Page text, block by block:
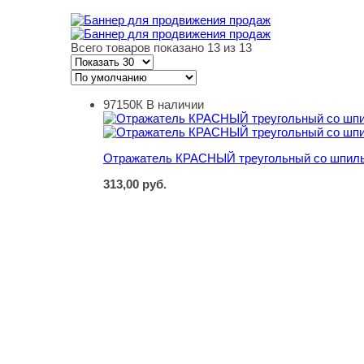
Всего товаров показано 13 из 13
Отражатель КРАСНЫЙ треугольный со
97150К В наличии
Отражатель КРАСНЫЙ треугольный со
313,00 руб.